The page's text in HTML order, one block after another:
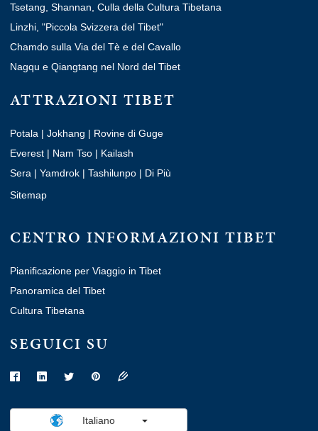
Tsetang, Shannan, Culla della Cultura Tibetana
Linzhi, "Piccola Svizzera del Tibet"
Chamdo sulla Via del Tè e del Cavallo
Nagqu e Qiangtang nel Nord del Tibet
ATTRAZIONI TIBET
Potala | Jokhang | Rovine di Guge
Everest | Nam Tso | Kailash
Sera | Yamdrok | Tashilunpo | Di Più
Sitemap
CENTRO INFORMAZIONI TIBET
Pianificazione per Viaggio in Tibet
Panoramica del Tibet
Cultura Tibetana
SEGUICI SU
Italiano